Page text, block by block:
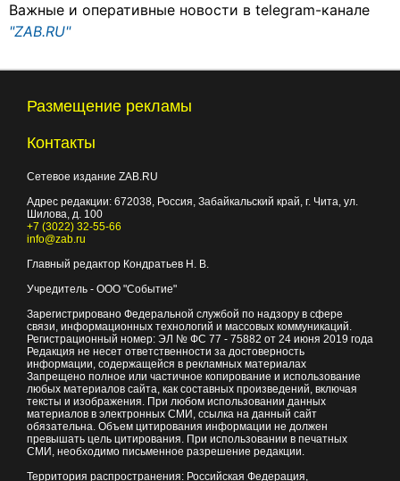
Важные и оперативные новости в telegram-канале
"ZAB.RU"
Размещение рекламы
Контакты
Сетевое издание ZAB.RU
Адрес редакции: 672038, Россия, Забайкальский край, г. Чита, ул.
Шилова, д. 100
+7 (3022) 32-55-66
info@zab.ru
Главный редактор Кондратьев Н. В.
Учредитель - ООО "Событие"
Зарегистрировано Федеральной службой по надзору в сфере
связи, информационных технологий и массовых коммуникаций.
Регистрационный номер: ЭЛ № ФС 77 - 75882 от 24 июня 2019 года
Редакция не несет ответственности за достоверность
информации, содержащейся в рекламных материалах
Запрещено полное или частичное копирование и использование
любых материалов сайта, как составных произведений, включая
тексты и изображения. При любом использовании данных
материалов в электронных СМИ, ссылка на данный сайт
обязательна. Объем цитирования информации не должен
превышать цель цитирования. При использовании в печатных
СМИ, необходимо письменное разрешение редакции.
Территория распространения: Российская Федерация,